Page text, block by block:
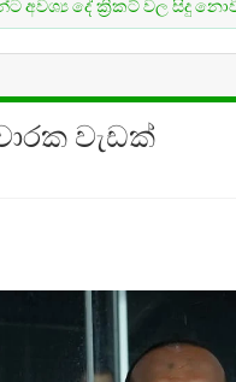
ක්‍රිකට් වල සිදු නොවීම ගැන
වැඩක්